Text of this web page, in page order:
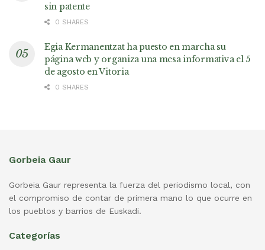
sin patente
0 SHARES
Egia Kermanentzat ha puesto en marcha su
página web y organiza una mesa informativa el 5
de agosto en Vitoria
0 SHARES
Gorbeia Gaur
Gorbeia Gaur representa la fuerza del periodismo local, con
el compromiso de contar de primera mano lo que ocurre en
los pueblos y barrios de Euskadi.
Categorías